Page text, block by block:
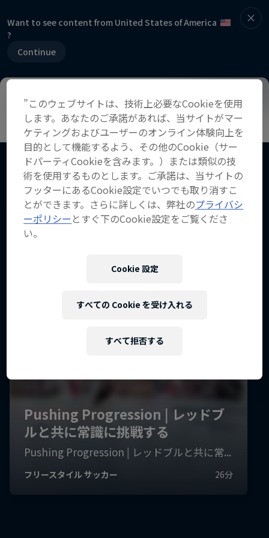
Want to see content from United States of America
?
Continue
概要 > 横田陽介Q＆A > 昨年の様子 > 注目動画
関連動画
”このウェブサイトは、技術上必要なCookieを使用
します。あなたのご承諾があれば、当サイトがマー
ケティングおよびユーザーのオンライン体験向上を
目的として機能するよう、その他のCookie（サー
ドパーティCookieを含みます。）または類似の技
術を使用するものとします。ご承諾は、当サイトの
フッターにあるCookie設定でいつでも取り消すこ
とができます。さらに詳しくは、弊社のプライバシ
ーポリシー とすぐ下のCookie設定をご覧くださ
い。
Cookie 設定
すべて拒否する
すべての Cookie を受け入れる